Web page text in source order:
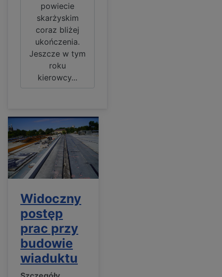
powiecie
skarżyskim
coraz bliżej
ukończenia.
Jeszcze w tym
roku
kierowcy...
Widoczny
postęp
prac przy
budowie
wiaduktu